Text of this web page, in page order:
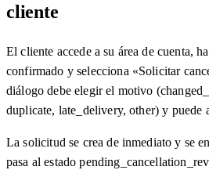
cliente
El cliente accede a su área de cuenta,
confirmado y selecciona «Solicitar
diálogo debe elegir el motivo
duplicate, late_delivery, other) y puede
La solicitud se crea de inmediato y se
pasa al estado